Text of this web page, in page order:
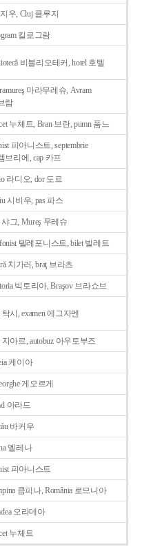
우, Cluj 클루지
킬로그람
비블리오테커, hotel 호텔
마라무레슈, Avram
람
누체트, Bran 브란, pumn 품느
피아니스트, septembrie
브리에, cap 카프
라디오, dor 도르
시비우, pas 파스
샤그, Mureş 무레슈
텔레포니스트, bilet 빌레트
치가러, braţ 브라츠
빅토리아, Braşov 브라쇼브
탁시, examen 에그자멘
지아르, autobuz 아우토부즈
케이아
게오르게
아라드
바커우
엘레나
피아니스트
큼피나, România 로므니아
오라데아
누체트